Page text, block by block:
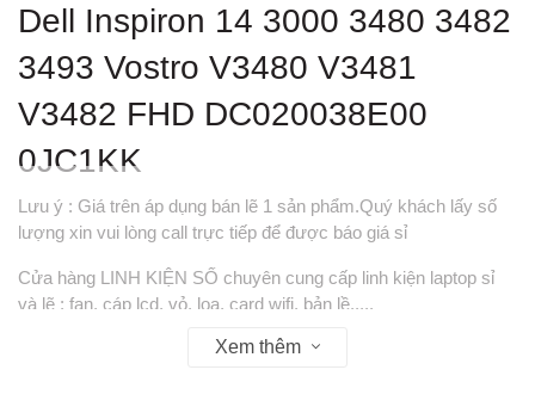
Dell Inspiron 14 3000 3480 3482
3493 Vostro V3480 V3481
V3482 FHD DC020038E00
0JC1KK
Lưu ý : Giá trên áp dụng bán lẽ 1 sản phẩm.Quý khách lấy số
lượng xin vui lòng call trực tiếp để được báo giá sỉ
Cửa hàng LINH KIỆN SỐ chuyên cung cấp linh kiện laptop sỉ
và lẽ : fan, cáp lcd, vỏ, loa, card wifi, bản lề,....
----> TẤT CẢ SẢN PHẨM ĐƯỢC BẢO HÀNH 01 THÁNG
Xem thêm